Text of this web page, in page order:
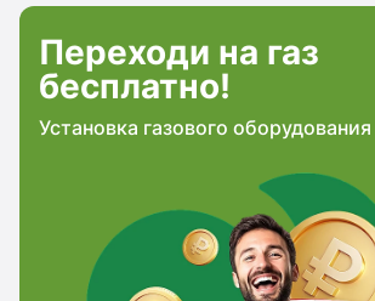
Переходи на газ
бесплатно!
Установка газового